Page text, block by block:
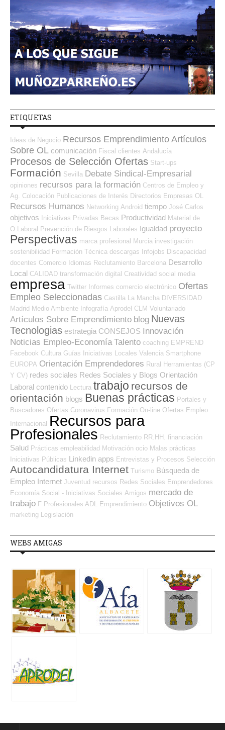
ETIQUETAS
Ideas de Negocio Recursos Emprendimiento Artículos
Sobre OL comunicación Fiscal clientes Andalucía
Procesos de Selección Ofertas Start-ups
Formación Sevilla Debate Sindical-Empresarial
opiniones recursos para la formación Centros de Empleo y
Ag. Colocación Publicaciones de Interés Directorios Empresas OL
Recursos Humanos Networking Android tiempo José Carlos
objetivos Iniciativas Privadas Becas Productividad Material de
O.Laboral Prevención de Riesgos Laborales Igualdad proyecto
Perspectivas marca profesional Murcia investigación
sostenibilidad Formación Técnica descargas Infojobs Discapacidad
docentes Comercio Idiomas Reclutamiento Barcelona Desarrollo
Local CALIDAD transformación digital Creatividad social media
empresa Twitter Informes comercio electrónico Ofertas
Empleo Seleccionadas Castilla La Mancha DIVERSIDAD
Madrid Medio Ambiente Infografía Aprodel CLM Voluntariado
Artículos Sobre Emprendimiento blog Nuevas
Tecnologias estrategia CONSEJOS Innovación
Noticias Empleo-Economía Talento coaching EMPREND
Facebook Cultura Guías Iniciativas Locales Valencia Smartphone
EUROPA Orientación Emprendedores Rural Herramientas (CP
Y CV) redes sociales Redes Sociales y Blogs Orientación
Laboral contenido Lectura trabajo recursos de
orientación blogs Buenas prácticas Portales y
Buscadores Ofertas Coronavirus Formación On-line Ofertas Empleo
Internacional Recursos para
Profesionales Reclutamiento RR.HH. financiación
Salud Prácticas empleabilidad Motivación ocio Malas prácticas
Iniciativas Públicas Linkedin apps Entrevistas y Procesos Selección
Autocandidatura Internet Turismo Búsqueda de
Empleo Internet Juventud recursos Redes Sociales Emprendedores
Economía Social - Iniciativas Sociales Amigos mercado de
trabajo F Profesionales ADL Emprendimiento Objetivos OL
marketing Legislación
WEBS AMIGAS